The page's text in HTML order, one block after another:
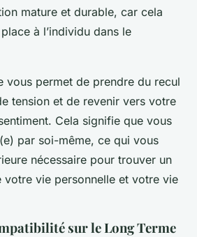
mature et durable, car cela
à l’individu dans le
vous permet de prendre du recul
tension et de revenir vers votre
Cela signifie que vous
par soi-même, ce qui vous
nécessaire pour trouver un
votre vie personnelle et votre vie
sur le Long Terme